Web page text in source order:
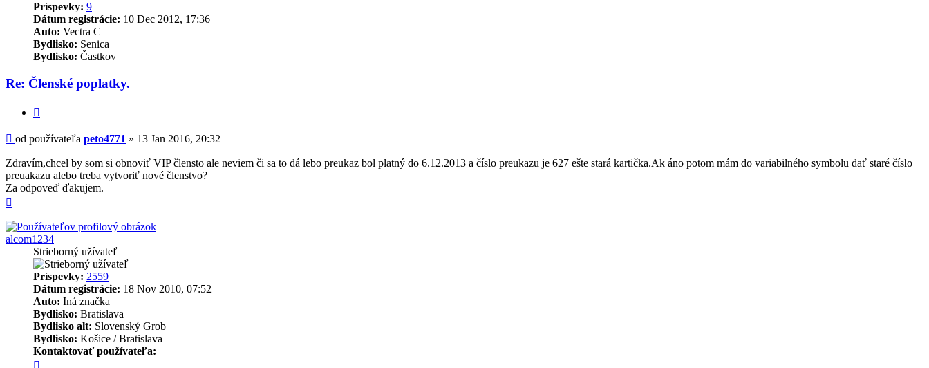
Príspevky: 9
Dátum registrácie: 10 Dec 2012, 17:36
Auto: Vectra C
Bydlisko: Senica
Bydlisko: Častkov
Re: Členské poplatky.
Príspevok
od používateľa peto4771 » 13 Jan 2016, 20:32
Zdravím,chcel by som si obnoviť VIP člensto ale neviem či sa to dá lebo preukaz bol platný do 6.12.2013 a číslo preukazu je 627 ešte stará kartička.Ak áno potom mám do variabilného symbolu dať staré číslo
preuakazu alebo treba vytvoriť nové členstvo?
Za odpoveď ďakujem.
alcom1234
Strieborný užívateľ
Príspevky: 2559
Dátum registrácie: 18 Nov 2010, 07:52
Auto: Iná značka
Bydlisko: Bratislava
Bydlisko alt: Slovenský Grob
Bydlisko: Košice / Bratislava
Kontaktovať používateľa: